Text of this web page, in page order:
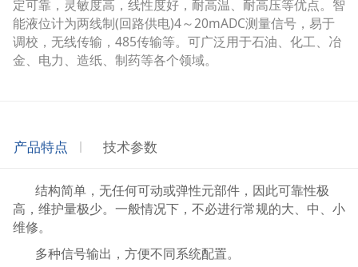
定可靠，灵敏度高，线性度好，耐高温、耐高压等优点。智
能液位计为两线制(回路供电)4～20mADC测量信号，易于
调校，无线传输，485传输等。可广泛用于石油、化工、冶
金、电力、造纸、制药等各个领域。
产品特点 技术参数
结构简单，无任何可动或弹性元部件，因此可靠性极
高，维护量极少。一般情况下，不必进行常规的大、中、小
维修。
多种信号输出，方便不同系统配置。